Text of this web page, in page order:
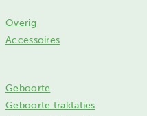
Overig
Accessoires
Geboorte
Geboorte traktaties